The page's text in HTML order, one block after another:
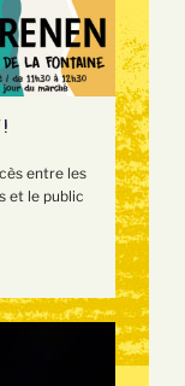
!
entre les
et le public